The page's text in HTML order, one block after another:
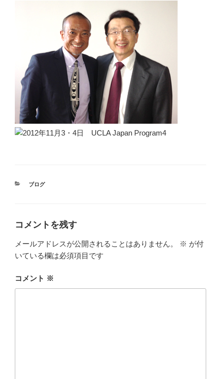
カ
ブログ
コメントを残す
メールアドレスが公開されることはありません。 ※ が付
いている欄は必須項目です
コメント ※